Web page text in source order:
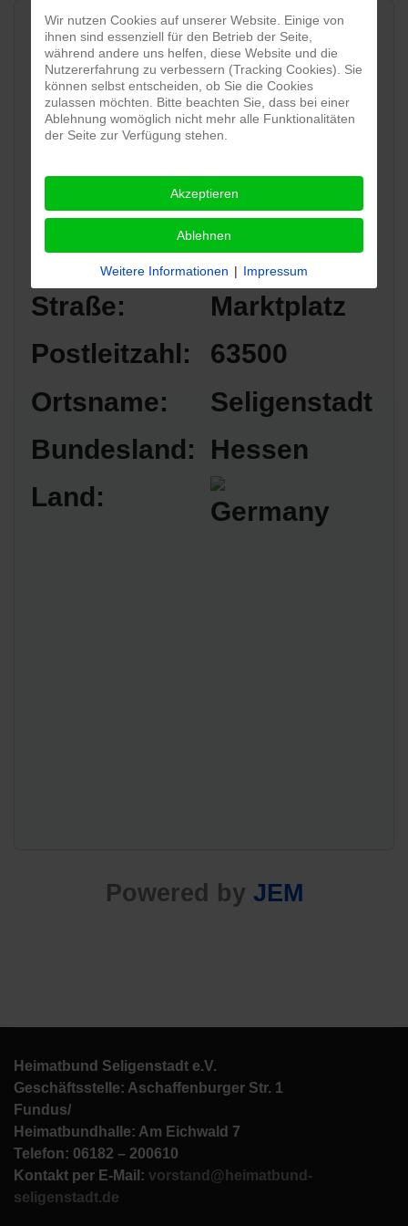
Standort:
Innenstadt
Seligenstadt
Straße:
Marktplatz
Postleitzahl:
63500
Ortsname:
Seligenstadt
Bundesland:
Hessen
Land:
Powered by JEM
Heimatbund Seligenstadt e.V.
Geschäftsstelle: Aschaffenburger Str. 1
Fundus/
Heimatbundhalle: Am Eichwald 7
Telefon: 06182 – 200610
Kontakt per E-Mail: vorstand@heimatbund-
seligenstadt.de
Wir nutzen Cookies auf unserer Website. Einige von
ihnen sind essenziell für den Betrieb der Seite,
während andere uns helfen, diese Website und die
Nutzererfahrung zu verbessern (Tracking Cookies). Sie
können selbst entscheiden, ob Sie die Cookies
zulassen möchten. Bitte beachten Sie, dass bei einer
Ablehnung womöglich nicht mehr alle Funktionalitäten
der Seite zur Verfügung stehen.
Akzeptieren
Ablehnen
Weitere Informationen | Impressum